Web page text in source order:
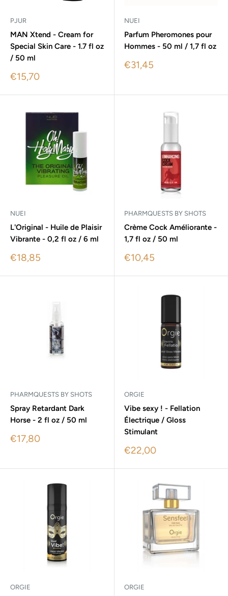
PJUR
MAN Xtend - Cream for
Special Skin Care - 1.7 fl oz
/ 50 ml
Sale
€15,70
NUEI
Parfum Pheromones pour
Hommes - 50 ml / 1,7 fl oz
Sale
€31,45
NUEI
L'Original - Huile de Plaisir
Vibrante - 0,2 fl oz / 6 ml
Sale
€18,85
PHARMQUESTS BY SHOTS
Crème Cock Améliorante -
1,7 fl oz / 50 ml
Sale
€10,45
PHARMQUESTS BY SHOTS
Spray Retardant Dark
Horse - 2 fl oz / 50 ml
Sale
€17,80
ORGIE
Vibe sexy ! - Fellation
Électrique / Gloss
Stimulant
Sale
€22,00
ORGIE ORGIE